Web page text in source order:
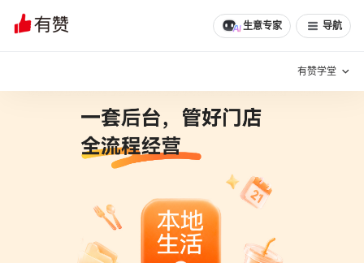
生意专家 导航
有赞学堂
增长方法
有赞专家说
新零售最佳实践